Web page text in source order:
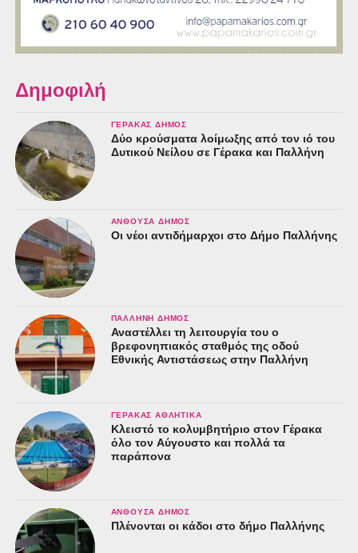
Δημοφιλή
ΓΈΡΑΚΑΣ ΔΉΜΟΣ
Δύο κρούσματα λοίμωξης από τον ιό του
Δυτικού Νείλου σε Γέρακα και Παλλήνη
ΑΝΘΟΎΣΑ ΔΉΜΟΣ
Οι νέοι αντιδήμαρχοι στο Δήμο Παλλήνης
ΠΑΛΛΉΝΗ ΔΉΜΟΣ
Αναστέλλει τη λειτουργία του ο
βρεφονηπιακός σταθμός της οδού
Εθνικής Αντιστάσεως στην Παλλήνη
ΓΈΡΑΚΑΣ ΑΘΛΗΤΙΚΆ
Κλειστό το κολυμβητήριο στον Γέρακα
όλο τον Αύγουστο και πολλά τα
παράπονα
ΑΝΘΟΎΣΑ ΔΉΜΟΣ
Πλένονται οι κάδοι στο δήμο Παλλήνης